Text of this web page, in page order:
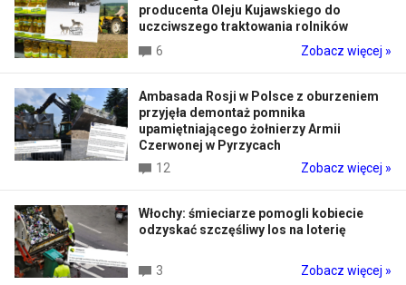
producenta Oleju Kujawskiego do
uczciwszego traktowania rolników
6
Zobacz więcej »
Ambasada Rosji w Polsce z oburzeniem
przyjęła demontaż pomnika
upamiętniającego żołnierzy Armii
Czerwonej w Pyrzycach
12
Zobacz więcej »
Włochy: śmieciarze pomogli kobiecie
odzyskać szczęśliwy los na loterię
3 Zobacz więcej »